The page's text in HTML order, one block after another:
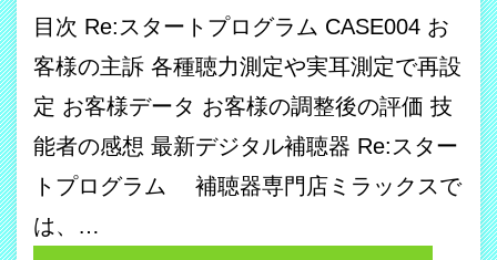
目次 Re:スタートプログラム CASE004 お
客様の主訴 各種聴力測定や実耳測定で再設
定 お客様データ お客様の調整後の評価 技
能者の感想 最新デジタル補聴器 Re:スター
トプログラム 補聴器専門店ミラックスで
は、…